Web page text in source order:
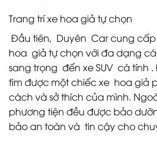
Trang trí xe hoa giả tự chọn
Đầu tiên, Duyên Car cung
hoa giả tự chọn với đa dạng
sang trọng đến xe SUV cá tính
tìm được một chiếc xe hoa giả
cách và sở thích của mình.
phương tiện đều được bảo
bảo an toàn và tin cậy cho